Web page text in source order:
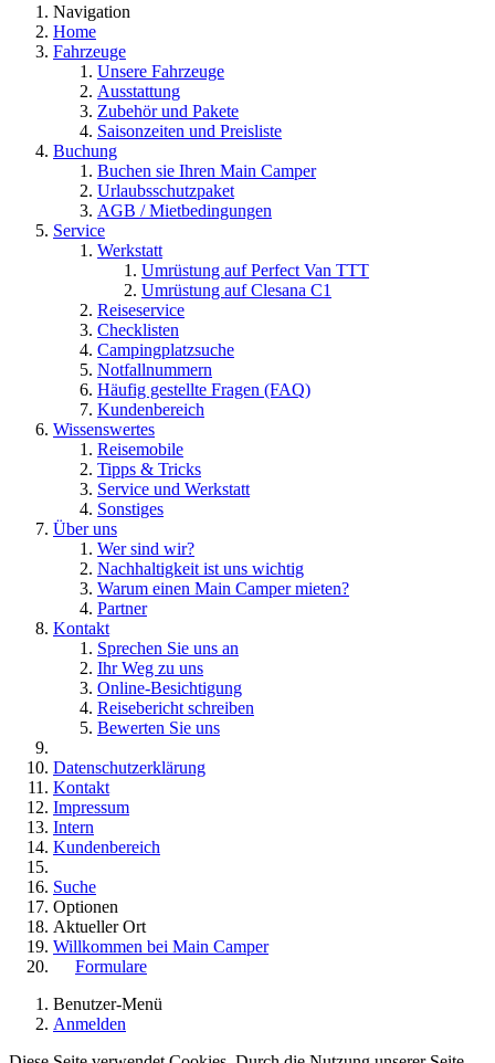
Navigation
Home
Fahrzeuge
Unsere Fahrzeuge
Ausstattung
Zubehör und Pakete
Saisonzeiten und Preisliste
Buchung
Buchen sie Ihren Main Camper
Urlaubsschutzpaket
AGB / Mietbedingungen
Service
Werkstatt
Umrüstung auf Perfect Van TTT
Umrüstung auf Clesana C1
Reiseservice
Checklisten
Campingplatzsuche
Notfallnummern
Häufig gestellte Fragen (FAQ)
Kundenbereich
Wissenswertes
Reisemobile
Tipps & Tricks
Service und Werkstatt
Sonstiges
Über uns
Wer sind wir?
Nachhaltigkeit ist uns wichtig
Warum einen Main Camper mieten?
Partner
Kontakt
Sprechen Sie uns an
Ihr Weg zu uns
Online-Besichtigung
Reisebericht schreiben
Bewerten Sie uns
Datenschutzerklärung
Kontakt
Impressum
Intern
Kundenbereich
Suche
Optionen
Aktueller Ort
Willkommen bei Main Camper
Formulare
Benutzer-Menü
Anmelden